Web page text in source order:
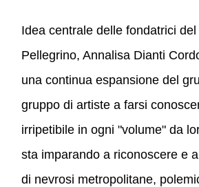
Idea centrale delle fondatrici
Pellegrino, Annalisa Dianti
una continua espansione del
gruppo di artiste a farsi
irripetibile in ogni "volume" da
sta imparando a riconoscere e
di nevrosi metropolitane,